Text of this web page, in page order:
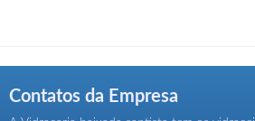
Contatos da Empresa